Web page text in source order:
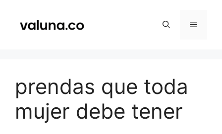
contenido
Menú
prendas que toda
mujer debe tener